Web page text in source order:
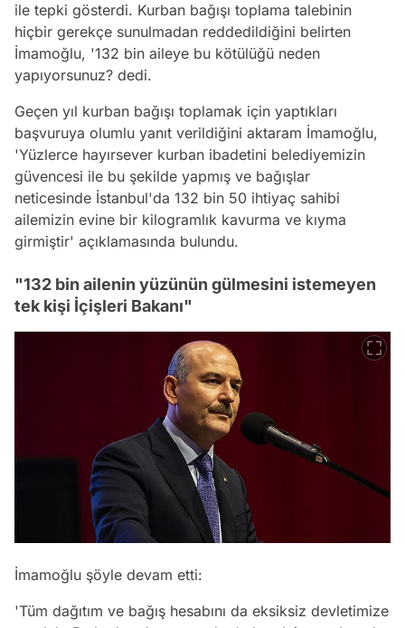
ile tepki gösterdi. Kurban bağışı toplama talebinin
hiçbir gerekçe sunulmadan reddedildiğini belirten
İmamoğlu, '132 bin aileye bu kötülüğü neden
yapıyorsunuz? dedi.
Geçen yıl kurban bağışı toplamak için yaptıkları
başvuruya olumlu yanıt verildiğini aktaram İmamoğlu,
'Yüzlerce hayırsever kurban ibadetini belediyemizin
güvencesi ile bu şekilde yapmış ve bağışlar
neticesinde İstanbul'da 132 bin 50 ihtiyaç sahibi
ailemizin evine bir kilogramlık kavurma ve kıyma
girmiştir' açıklamasında bulundu.
"132 bin ailenin yüzünün gülmesini istemeyen
tek kişi İçişleri Bakanı"
İmamoğlu şöyle devam etti:
'Tüm dağıtım ve bağış hesabını da eksiksiz devletimize